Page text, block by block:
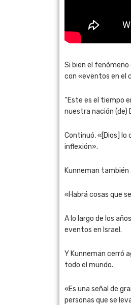
Si bien el
con «eventos en el
“Este es el tiempo
nuestra nación (de)
Continuó, «[Dios] lo
inflexión».
Kunneman
«Habrá cosas que
A lo largo de los
eventos en Israel.
Y Kunneman cerró
todo el mundo.
«Es una señal de
personas que se